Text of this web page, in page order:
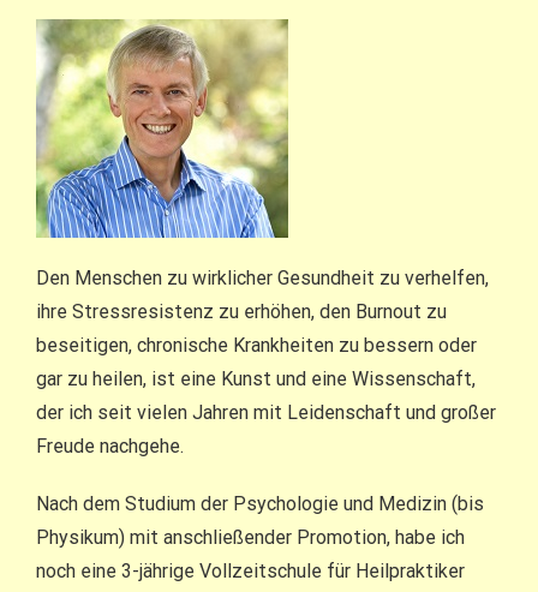
Den Menschen zu wirklicher Gesundheit zu verhelfen,
ihre Stressresistenz zu erhöhen, den Burnout zu
beseitigen, chronische Krankheiten zu bessern oder
gar zu heilen, ist eine Kunst und eine Wissenschaft,
der ich seit vielen Jahren mit Leidenschaft und großer
Freude nachgehe.
Nach dem Studium der Psychologie und Medizin (bis
Physikum) mit anschließender Promotion, habe ich
noch eine 3-jährige Vollzeitschule für Heilpraktiker